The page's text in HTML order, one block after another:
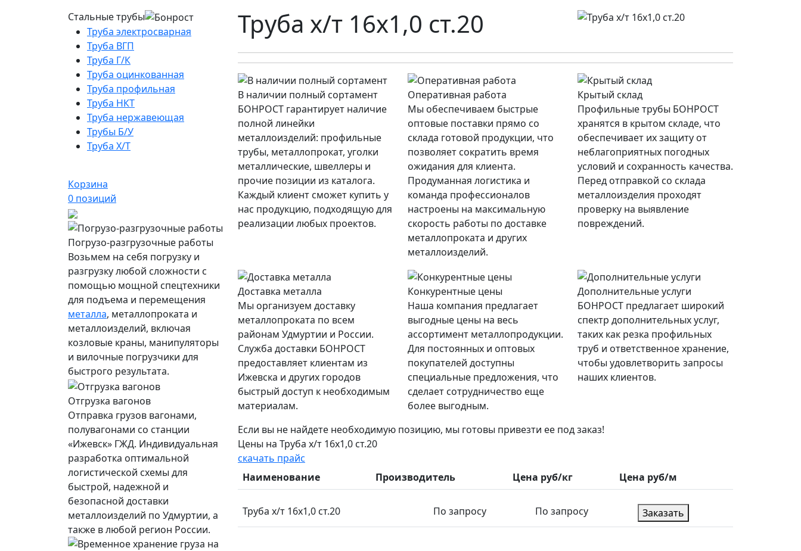
Стальные трубы
Труба электросварная
Труба ВГП
Труба Г/К
Труба оцинкованная
Труба профильная
Труба НКТ
Труба нержавеющая
Трубы Б/У
Труба Х/Т
Корзина
0 позиций
Погрузо-разгрузочные работы
Возьмем на себя погрузку и
разгрузку любой сложности с
помощью мощной спецтехники
для подъема и перемещения
металла, металлопроката и
металлоизделий, включая
козловые краны, манипуляторы
и вилочные погрузчики для
быстрого результата.
Отгрузка вагонов
Отправка грузов вагонами,
полувагонами со станции
«Ижевск» ГЖД. Индивидуальная
разработка оптимальной
логистической схемы для
быстрой, надежной и
безопасной доставки
металлоизделий по Удмуртии, а
также в любой регион России.
Труба х/т 16х1,0 ст.20
В наличии полный сортамент
БОНРОСТ гарантирует наличие
полной линейки
металлоизделий: профильные
трубы, металлопрокат, уголки
металлические, швеллеры и
прочие позиции из каталога.
Каждый клиент сможет купить у
нас продукцию, подходящую для
реализации любых проектов.
Оперативная работа
Мы обеспечиваем быстрые
оптовые поставки прямо со
склада готовой продукции, что
позволяет сократить время
ожидания для клиента.
Продуманная логистика и
команда профессионалов
настроены на максимальную
скорость работы по доставке
металлопроката и других
металлоизделий.
Крытый склад
Профильные трубы БОНРОСТ
хранятся в крытом складе, что
обеспечивает их защиту от
неблагоприятных погодных
условий и сохранность качества.
Перед отправкой со склада
металлоизделия проходят
проверку на выявление
повреждений.
Доставка металла
Мы организуем доставку
металлопроката по всем
районам Удмуртии и России.
Служба доставки БОНРОСТ
предоставляет клиентам из
Ижевска и других городов
быстрый доступ к необходимым
материалам.
Конкурентные цены
Наша компания предлагает
выгодные цены на весь
ассортимент металлопродукции.
Для постоянных и оптовых
покупателей доступны
специальные предложения, что
сделает сотрудничество еще
более выгодным.
Дополнительные услуги
БОНРОСТ предлагает широкий
спектр дополнительных услуг,
таких как резка профильных
труб и ответственное хранение,
чтобы удовлетворить запросы
наших клиентов.
Если вы не найдете необходимую позицию, мы готовы привезти ее под заказ!
Цены на Труба х/т 16х1,0 ст.20
скачать прайс
Наименование
Производитель Цена руб/кг Цена руб/м
Труба х/т 16х1,0 ст.20 По запросу По запросу Заказать